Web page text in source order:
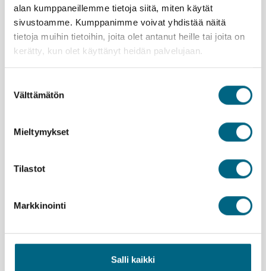
alan kumppaneillemme tietoja siitä, miten käytät
sivustoamme. Kumppanimme voivat yhdistää näitä
tietoja muihin tietoihin, joita olet antanut heille tai joita on
kerätty, kun olet käyttänyt heidän palvelujaan.
valinta
Välttämätön
Mieltymykset
Tilastot
Markkinointi
Salli kaikki
Kristina®-matkanjohtajasi
Varmistathan passin voimassaolon ja kunnon. Mikäli
tarvitset uuden passin, hanki se ajoissa.
Varausohje
matkustajatietojen täyttämistä, kun valitset ensin